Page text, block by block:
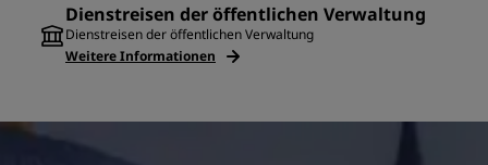
Dienstreisen der öffentlichen Verwaltung
Dienstreisen der öffentlichen Verwaltung
Weitere Informationen